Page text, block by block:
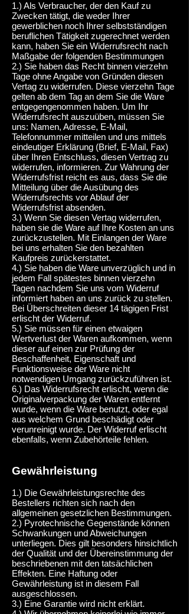
1.) Als Verbraucher, der den Kauf zu
Zwecken tätigt, die weder Ihrer
gewerblichen noch Ihrer selbstständigen
beruflichen Tätigkeit zugerechnet werden
kann, haben Sie ein Widerrufsrecht nach
Maßgabe der folgenden Bestimmungen
2.) Sie haben das Recht binnen vierzehn
Tage ohne Angabe von Gründen diesen
Vertag zu widerrufen. Diese vierzehn Tage
gelten ab dem Tag an dem Sie die Ware
entgegengenommen haben. Um Ihr
Widerrufsrecht auszuüben, müssen Sie
uns: Namen, Adresse, E-Mail,
Telefonnummer mitteilen und uns mittels
eindeutiger Erklärung (Brief, E-Mail, Fax)
über Ihren Entschluss, diesen Vertrag zu
widerrufen, informieren. Zur Wahrung der
Widerrufsfrist reicht es aus, dass Sie die
Mitteilung über die Ausübung des
Widerrufsrechts vor Ablauf der
Widerrufsfrist absenden.
3.) Wenn Sie diesen Vertag widerrufen,
haben sie die Ware auf Ihre Kosten an uns
zurückzustellen. Mit Einlangen der Ware
bei uns erhalten Sie den bezahlten
Kaufpreis zurückerstattet.
4.) Sie haben die Ware unverzüglich und in
jedem Fall spätestes binnen vierzehn
Tagen nachdem Sie uns vom Widerruf
informiert haben an uns zurück zu stellen.
Bei Überschreiten dieser 14 tägigen Frist
erlischt der Widerruf.
5.) Sie müssen für einen etwaigen
Wertverlust der Waren aufkommen, wenn
dieser auf einen zur Prüfung der
Beschaffenheit, Eigenschaft und
Funktionsweise der Ware nicht
notwendigen Umgang zurückzuführen ist.
6.) Das Widerrufsrecht erlischt, wenn die
Originalverpackung der Waren entfernt
wurde, wenn die Ware benutzt, oder egal
aus welchem Grund beschädigt oder
verunreinigt wurde. Der Widerruf erlischt
ebenfalls, wenn Zubehörteile fehlen.
Gewährleistung
1.) Die Gewährleistungsrechte des
Bestellers richten sich nach den
allgemeinen gesetzlichen Bestimmungen.
2.) Pyrotechnische Gegenstände können
Schwankungen und Abweichungen
unterliegen. Dies gilt besonders hinsichtlich
der Qualität und der Übereinstimmung der
beschriebenen mit den tatsächlichen
Effekten. Eine Haftung oder
Gewährleistung ist in diesem Fall
ausgeschlossen.
3.) Eine Garantie wird nicht erklärt.